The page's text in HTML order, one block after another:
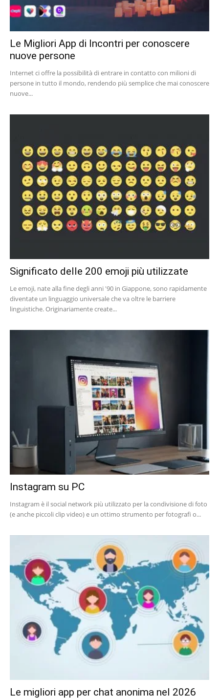
Le Migliori App di Incontri per conoscere
nuove persone
Internet ci offre la possibilità di entrare in contatto con milioni di
persone in tutto il mondo, rendendo più semplice che mai conoscere
nuove...
Significato delle 200 emoji più utilizzate
Le emoji, nate alla fine degli anni '90 in Giappone, sono rapidamente
diventate un linguaggio universale che va oltre le barriere
linguistiche. Originariamente create...
Instagram su PC
Instagram è il social network più utilizzato per la condivisione di foto
(e anche piccoli clip video) e un ottimo strumento per fotografi o...
Le migliori app per chat anonima nel 2026